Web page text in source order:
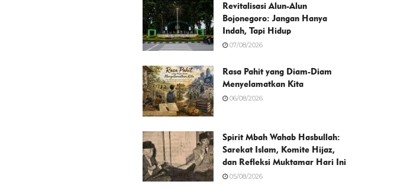
Revitalisasi Alun-Alun
Bojonegoro: Jangan Hanya
Indah, Tapi Hidup
07/08/2026
Rasa Pahit yang Diam-Diam
Menyelamatkan Kita
06/08/2026
Spirit Mbah Wahab Hasbullah:
Sarekat Islam, Komite Hijaz,
dan Refleksi Muktamar Hari Ini
05/08/2026